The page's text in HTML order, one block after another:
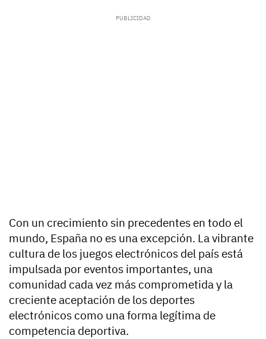
Con un crecimiento sin precedentes en todo el
mundo, España no es una excepción. La vibrante
cultura de los juegos electrónicos del país está
impulsada por eventos importantes, una
comunidad cada vez más comprometida y la
creciente aceptación de los deportes
electrónicos como una forma legítima de
competencia deportiva.